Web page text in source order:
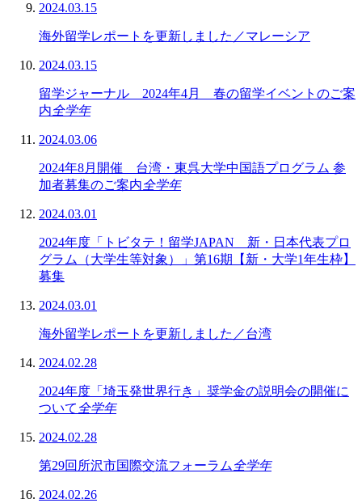
2024.03.15
海外留学レポートを更新しました／マレーシア
2024.03.15
留学ジャーナル 2024年4月 春の留学イベントのご案
内全学年
2024.03.06
2024年8月開催 台湾・東呉大学中国語プログラム 参
加者募集のご案内全学年
2024.03.01
2024年度「トビタテ！留学JAPAN 新・日本代表プロ
グラム（大学生等対象）」第16期【新・大学1年生枠】
募集
2024.03.01
海外留学レポートを更新しました／台湾
2024.02.28
2024年度「埼玉発世界行き」奨学金の説明会の開催に
ついて 全学年
2024.02.28
第29回所沢市国際交流フォーラム 全学年
2024.02.26